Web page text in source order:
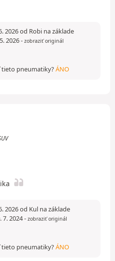
2026 od Robi na základe
2026- zobraziť originál
tieto pneumatiky?ÁNO
2026 od Kul na základe
7. 2024- zobraziť originál
tieto pneumatiky?ÁNO